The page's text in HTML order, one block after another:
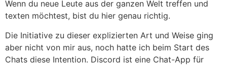
Wenn du neue Leute aus der ganzen Welt treffen und
texten möchtest, bist du hier genau richtig.
Die Initiative zu dieser explizierten Art und Weise ging
aber nicht von mir aus, noch hatte ich beim Start des
Chats diese Intention. Discord ist eine Chat-App für